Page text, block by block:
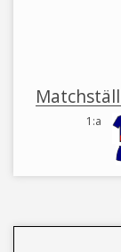
Matchställ
1:a